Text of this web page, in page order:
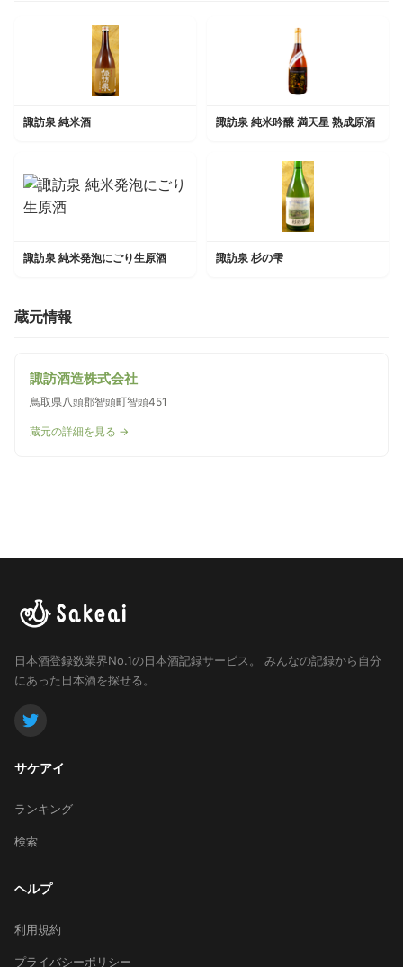
諏訪泉 純米酒 諏訪泉 純米吟醸 満天星 熟成原酒
諏訪泉 純米発泡にごり生原酒 諏訪泉 杉の雫
蔵元情報
諏訪酒造株式会社
鳥取県八頭郡智頭町智頭451
蔵元の詳細を見る →
日本酒登録数業界No.1の日本酒記録サービス。
みんなの記録から自分
にあった日本酒を探せる。
サケアイ
ランキング
検索
ヘルプ
利用規約
プライバシーポリシー